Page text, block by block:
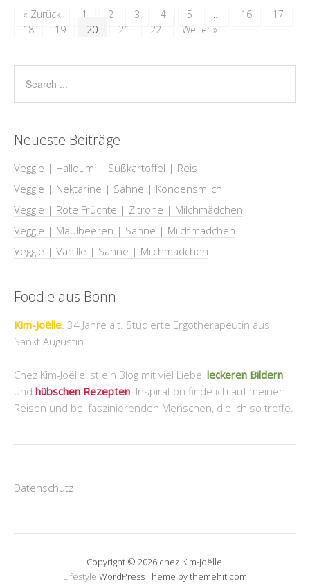
« Zurück 1 2 3 4 5 … 16
17
18
19 20 21 22 Weiter »
Neueste Beiträge
Veggie | Halloumi | Süßkartoffel | Reis
Veggie | Nektarine | Sahne | Kondensmilch
Veggie | Rote Früchte | Zitrone | Milchmädchen
Veggie | Maulbeeren | Sahne | Milchmädchen
Veggie | Vanille | Sahne | Milchmädchen
Foodie aus Bonn
Kim-Joëlle. 34 Jahre alt. Studierte Ergotherapeutin aus
Sankt Augustin.
Chez Kim-Joëlle ist ein Blog mit viel Liebe, leckeren Bildern
und hübschen Rezepten. Inspiration finde ich auf meinen
Reisen und bei faszinierenden Menschen, die ich so treffe.
Datenschutz
Copyright © 2026 chez Kim-Joëlle.
Lifestyle WordPress Theme by themehit.com